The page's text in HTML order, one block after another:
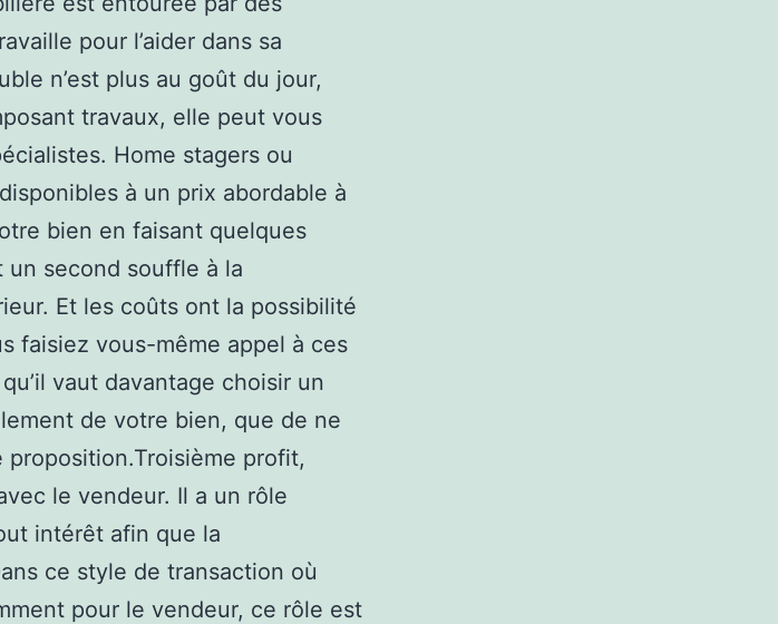
pour l’aider dans sa
n’est plus au goût du jour,
travaux, elle peut vous
Home stagers ou
à un prix abordable à
bien en faisant quelques
un second souffle à la
Et les coûts ont la possibilité
faisiez vous-même appel à ces
vaut davantage choisir un
de votre bien, que de ne
proposition.Troisième profit,
le vendeur. Il a un rôle
intérêt afin que la
ce style de transaction où
pour le vendeur, ce rôle est